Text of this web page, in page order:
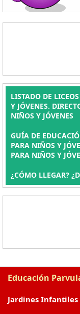
LISTADO DE
Y JÓVENES.
NIÑOS Y JÓVENES
GUÍA DE
PARA NIÑOS Y
PARA NIÑOS Y
¿CÓMO LLEGAR?
Educación
Jardines Infantiles